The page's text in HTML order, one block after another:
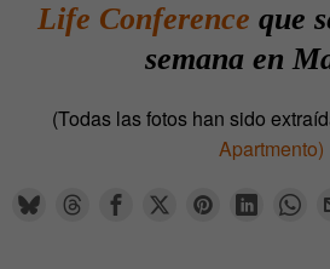
Life Conference que
semana en
(Todas las fotos han sido
Apartmento)